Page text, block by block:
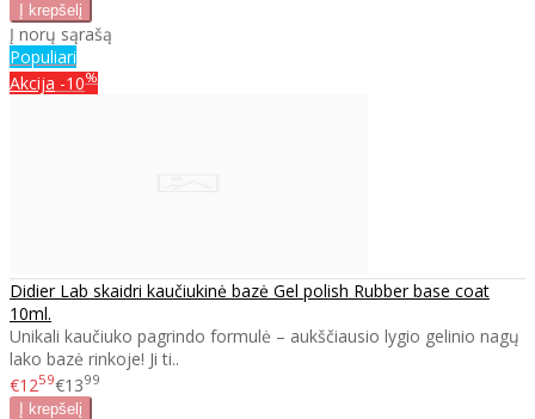
Į norų sąrašą
Populiari
Akcija -10%
Didier Lab skaidri kaučiukinė bazė Gel polish Rubber base coat
10ml.
Unikali kaučiuko pagrindo formulė – aukščiausio lygio gelinio nagų
lako bazė rinkoje! Ji ti..
€1259€1399